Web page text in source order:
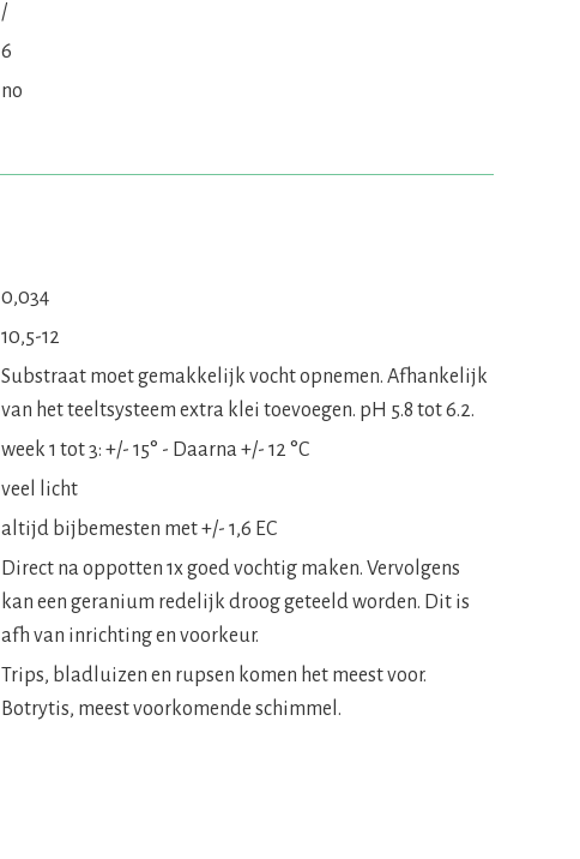
/
6
no
0,034
10,5-12
Substraat moet gemakkelijk vocht opnemen. Afhankelijk
van het teeltsysteem extra klei toevoegen. pH 5.8 tot 6.2.
week 1 tot 3: +/- 15° - Daarna +/- 12 °C
veel licht
altijd bijbemesten met +/- 1,6 EC
Direct na oppotten 1x goed vochtig maken. Vervolgens
kan een geranium redelijk droog geteeld worden. Dit is
afh van inrichting en voorkeur.
Trips, bladluizen en rupsen komen het meest voor.
Botrytis, meest voorkomende schimmel.